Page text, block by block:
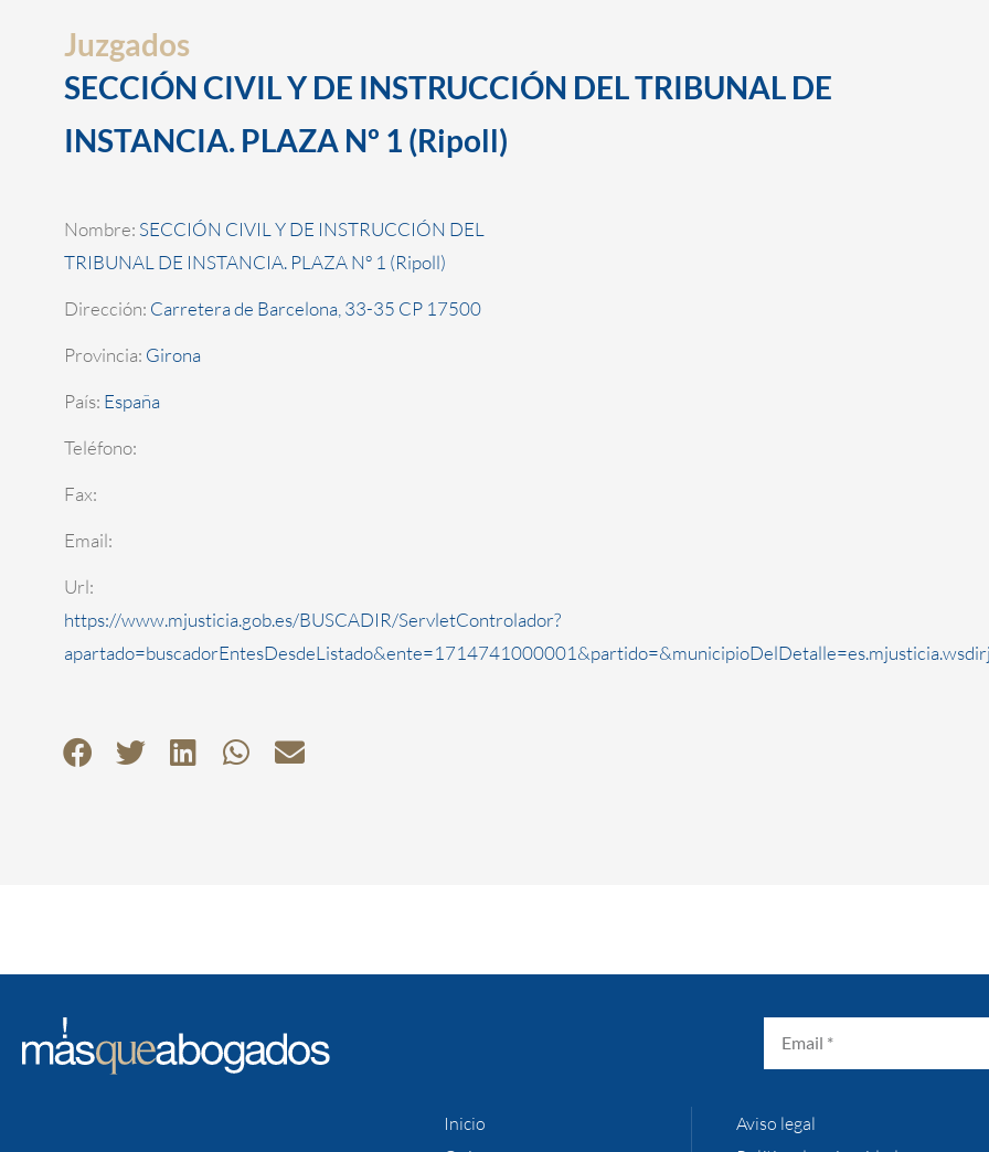
Juzgados
SECCIÓN CIVIL Y DE INSTRUCCIÓN DEL TRIBUNAL DE
INSTANCIA. PLAZA Nº 1 (Ripoll)
Nombre: SECCIÓN CIVIL Y DE INSTRUCCIÓN DEL
TRIBUNAL DE INSTANCIA. PLAZA Nº 1 (Ripoll)
Dirección: Carretera de Barcelona, 33-35 CP 17500
Provincia: Girona
País: España
Teléfono:
Fax:
Email:
Url:
https://www.mjusticia.gob.es/BUSCADIR/ServletControlador?
Inicio
Aviso legal